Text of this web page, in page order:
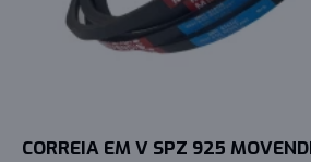
CORREIA EM V SPZ 925